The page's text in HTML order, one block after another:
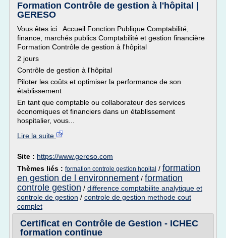
Formation Contrôle de gestion à l'hôpital |
GERESO
Vous êtes ici : Accueil Fonction Publique Comptabilité,
finance, marchés publics Comptabilité et gestion financière
Formation Contrôle de gestion à l'hôpital
2 jours
Contrôle de gestion à l'hôpital
Piloter les coûts et optimiser la performance de son
établissement
En tant que comptable ou collaborateur des services
économiques et financiers dans un établissement
hospitalier, vous...
Lire la suite
Site : https://www.gereso.com
Thèmes liés : formation controle gestion hopital / formation
en gestion de l environnement / formation
controle gestion / difference comptabilite analytique et
controle de gestion / controle de gestion methode cout
complet
Certificat en Contrôle de Gestion - ICHEC
formation continue